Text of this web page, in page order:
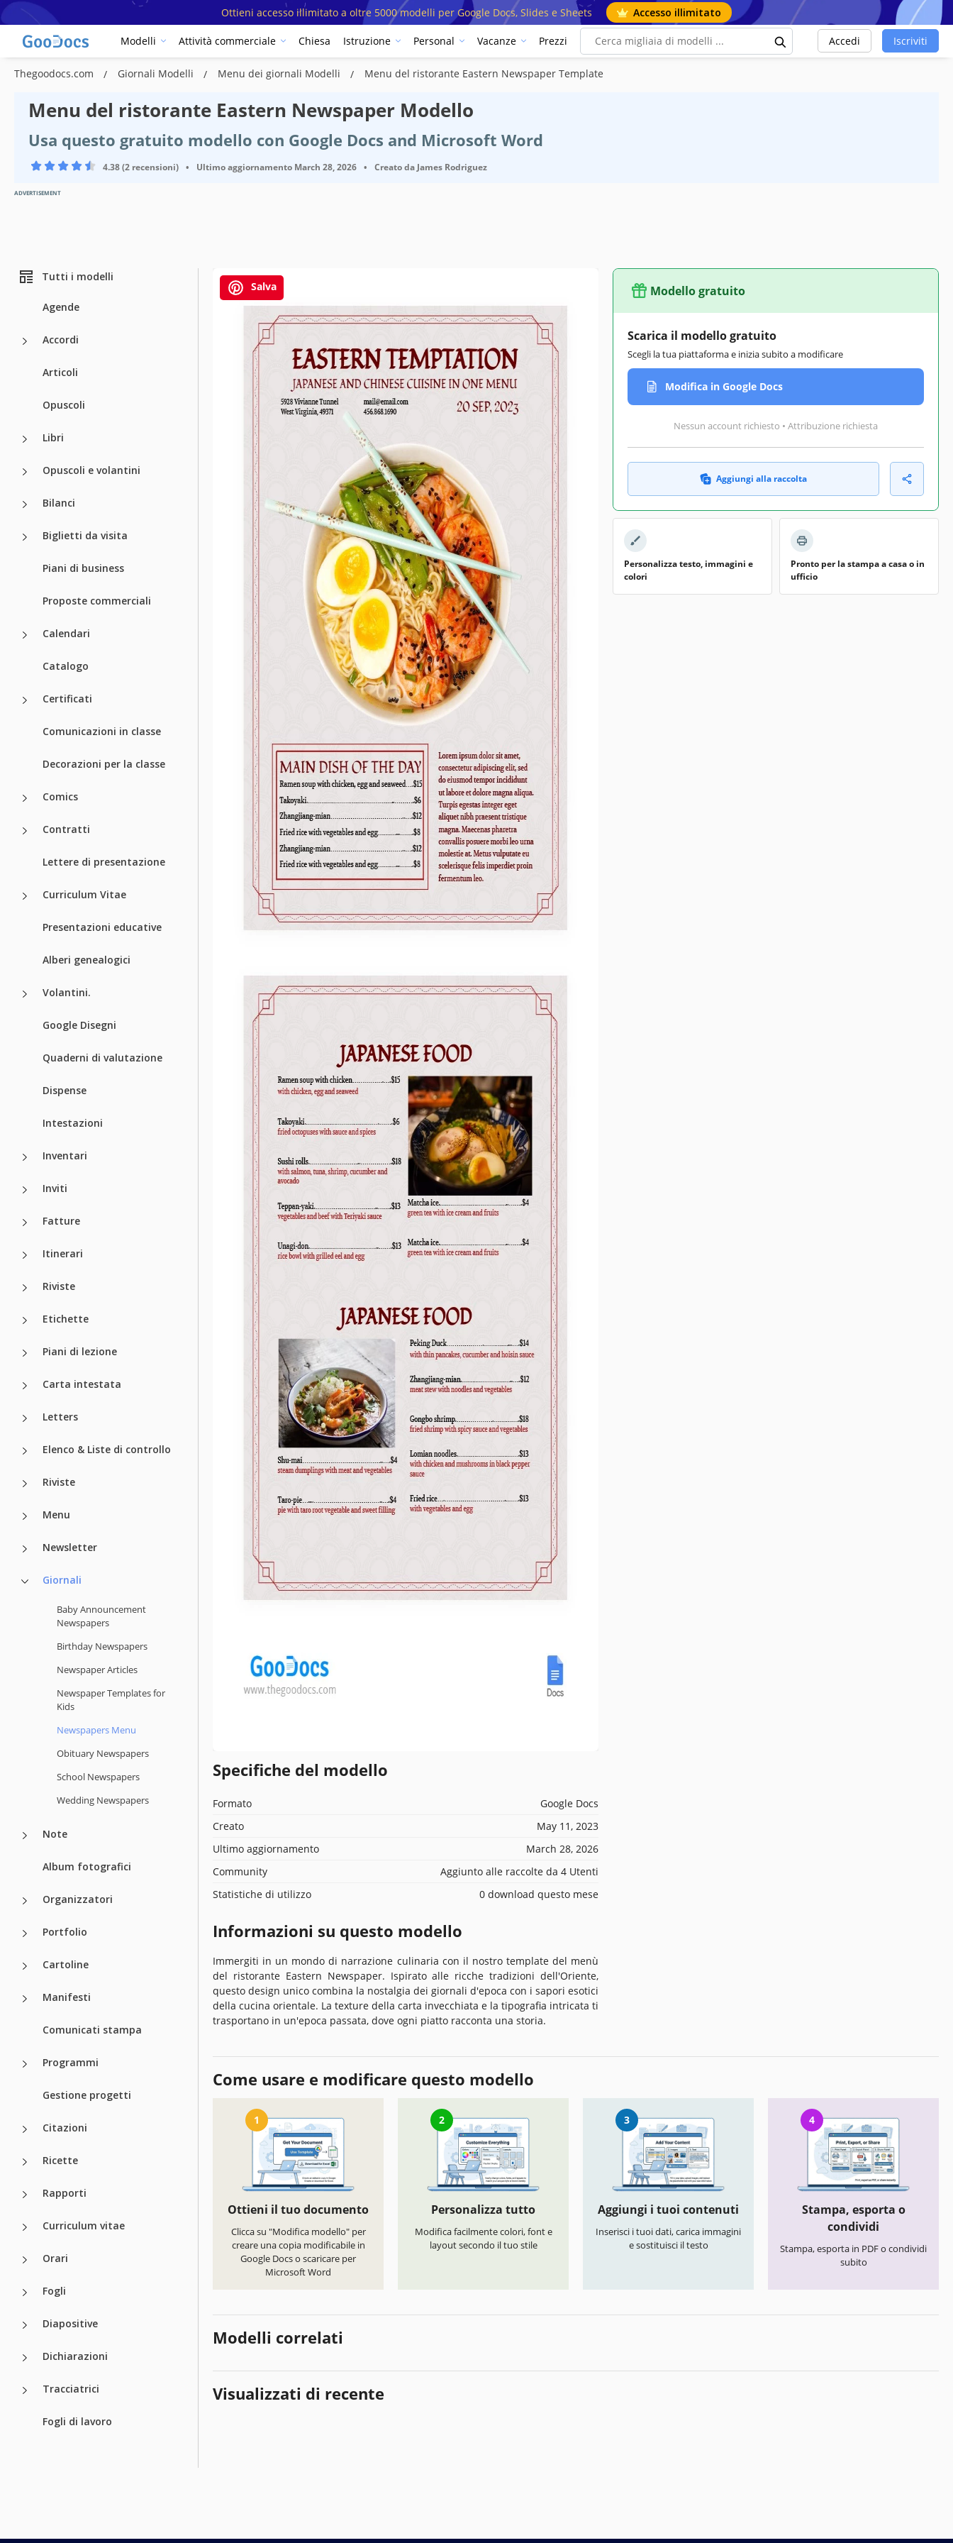
Ottieni accesso illimitato a oltre 5000 modelli per Google Docs, Slides e Sheets Accesso illimitato
Modelli Attività commerciale Chiesa Istruzione Personal Vacanze Prezzi Accedi Iscriviti
Thegoodocs.com Giornali Modelli Menu dei giornali Modelli Menu del ristorante Eastern Newspaper Template
Menu del ristorante Eastern Newspaper Modello
Usa questo gratuito modello con Google Docs and Microsoft Word
4.38 (2 recensioni) • Ultimo aggiornamento March 28, 2026 • Creato da James Rodriguez
ADVERTISEMENT
Tutti i modelli
Agende
Accordi
Articoli
Opuscoli
Libri
Opuscoli e volantini
Bilanci
Biglietti da visita
Piani di business
Proposte commerciali
Calendari
Catalogo
Certificati
Comunicazioni in classe
Decorazioni per la classe
Comics
Contratti
Lettere di presentazione
Curriculum Vitae
Presentazioni educative
Alberi genealogici
Volantini.
Google Disegni
Quaderni di valutazione
Dispense
Intestazioni
Inventari
Inviti
Fatture
Itinerari
Riviste
Etichette
Piani di lezione
Carta intestata
Letters
Elenco & Liste di controllo
Riviste
Menu
Newsletter
Giornali
Baby Announcement
Newspapers
Birthday Newspapers
Newspaper Articles
Newspaper Templates for
Kids
Newspapers Menu
Obituary Newspapers
School Newspapers
Wedding Newspapers
Note
Album fotografici
Organizzatori
Portfolio
Cartoline
Manifesti
Comunicati stampa
Programmi
Gestione progetti
Citazioni
Ricette
Rapporti
Curriculum vitae
Orari
Fogli
Diapositive
Dichiarazioni
Tracciatrici
Fogli di lavoro
Salva
Specifiche del modello
Formato
Google Docs
Creato
May 11, 2023
Ultimo aggiornamento
March 28, 2026
Community
Aggiunto alle raccolte da 4 Utenti
Statistiche di utilizzo
0 download questo mese
Informazioni su questo modello
Immergiti in un mondo di narrazione culinaria con il nostro template del menù
del ristorante Eastern Newspaper. Ispirato alle ricche tradizioni dell'Oriente,
questo design unico combina la nostalgia dei giornali d'epoca con i sapori esotici
della cucina orientale. La texture della carta invecchiata e la tipografia intricata ti
trasportano in un'epoca passata, dove ogni piatto racconta una storia.
Modello gratuito
Scarica il modello gratuito
Scegli la tua piattaforma e inizia subito a modificare
Modifica in Google Docs
Nessun account richiesto • Attribuzione richiesta
Aggiungi alla raccolta
Personalizza testo, immagini e
colori
Pronto per la stampa a casa o in
ufficio
Come usare e modificare questo modello
1
Ottieni il tuo documento
Clicca su "Modifica modello" per
creare una copia modificabile in
Google Docs o scaricare per
Microsoft Word
2
Personalizza tutto
Modifica facilmente colori, font e
layout secondo il tuo stile
3
Aggiungi i tuoi contenuti
Inserisci i tuoi dati, carica immagini
e sostituisci il testo
4
Stampa, esporta o
condividi
Stampa, esporta in PDF o condividi
subito
Modelli correlati
Visualizzati di recente